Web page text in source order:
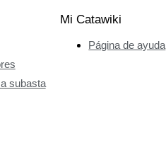
subasta
Mi Catawiki
Página de ayuda